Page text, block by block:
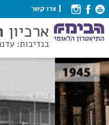
צרו קשר
ארכיון
בנדיבות: